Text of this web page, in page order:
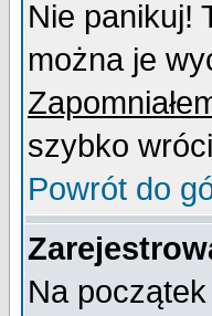
Nie panikuj!
można je
szybko
Powrót do
Na